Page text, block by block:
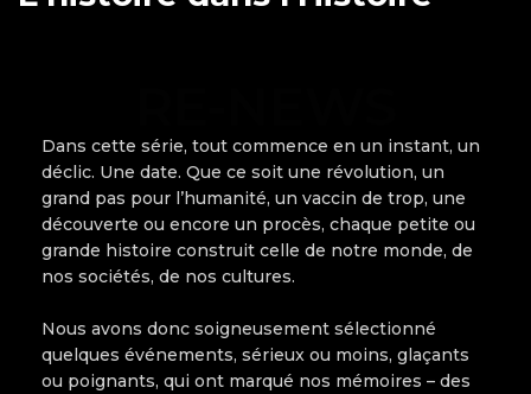
Dans cette série, tout commence en un instant, un
déclic. Une date. Que ce soit une révolution, un
grand pas pour l’humanité, un vaccin de trop, une
découverte ou encore un procès, chaque petite ou
grande histoire construit celle de notre monde, de
nos sociétés, de nos cultures.
Nous avons donc soigneusement sélectionné
quelques événements, sérieux ou moins, glaçants
ou poignants, qui ont marqué nos mémoires – des